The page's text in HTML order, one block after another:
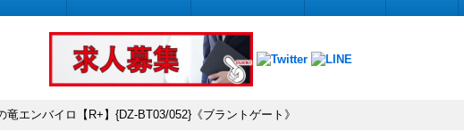
竜エンバイロ【R+】{DZ-BT03/052}《ブラントゲート》